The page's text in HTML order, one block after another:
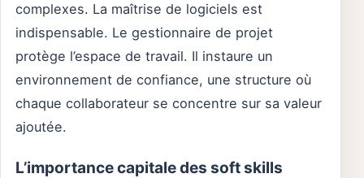
complexes. La maîtrise de logiciels est
indispensable. Le gestionnaire de projet
protège l’espace de travail. Il instaure un
environnement de confiance, une structure où
chaque collaborateur se concentre sur sa valeur
ajoutée.
L’importance capitale des soft skills